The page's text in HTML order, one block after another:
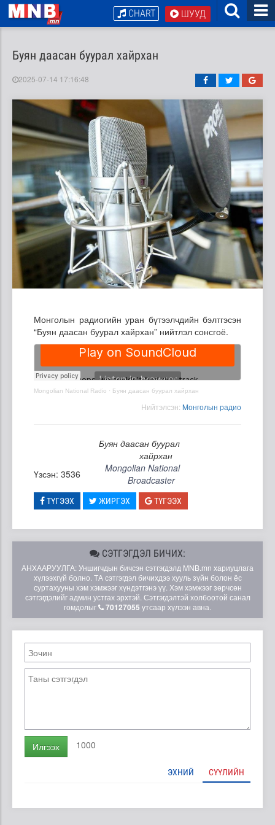
ШУУД
CHART
Буян даасан буурал хайрхан
2025-07-14 17:16:48
Монголын радиогийн уран бүтээлчдийн бэлтгэсэн
“Буян даасан буурал хайрхан” нийтлэл сонсгоё.
Mongolian National Radio · Буян даасан буурал хайрхан
Нийтэлсэн: Mонголын радио
Буян даасан буурал
хайрхан
Үзсэн: 3536
Mongolian National
Broadcaster
ТҮГЭЭХ ЖИРГЭХ ТҮГЭЭХ
СЭТГЭГДЭЛ БИЧИХ:
АНХААРУУЛГА: Уншигчдын бичсэн сэтгэгдэлд MNB.mn хариуцлага
хүлээхгүй болно. ТА сэтгэгдэл бичихдээ хууль зүйн болон ёс
суртахууны хэм хэмжээг хүндэтгэнэ үү. Хэм хэмжээг зөрчсөн
сэтгэгдэлийг админ устгах эрхтэй. Сэтгэгдэлтэй холбоотой санал
гомдолыг
70127055 утсаар хүлээн авна.
Илгээх 1000
ЭХНИЙ СҮҮЛИЙН